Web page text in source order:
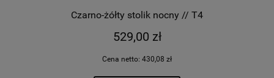
Czarno-żółty stolik nocny // T4
529,00 zł
Cena netto: 430,08 zł